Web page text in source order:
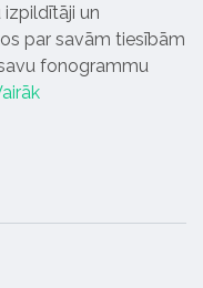
un
par savām tiesībām
fonogrammu